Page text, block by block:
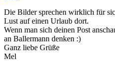
Die Bilder sprechen wirklich für
Lust auf einen Urlaub dort.
Wenn man sich deinen Post
an Ballermann denken :)
Ganz liebe Grüße
Mel